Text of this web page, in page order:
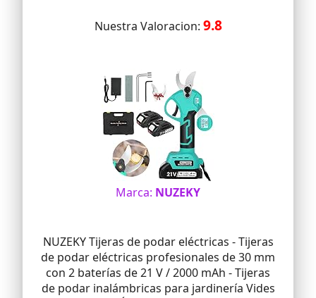
baterías de litio de 2000 mAh, 2 hojas de
repuesto, 4 llaves, 1 cargador, 1 manual,
horas y carga rápida garantizadas.
【Versatilidad profesional】Estas tijeras
de podar electrica bateria son ideales
para jardines, parques, viñedos, huertos
y más. Podan con precisión arbustos,
rosales, ramas leñosas, frutales
(cerezos, manzanos) y plantas en
maceta. También funcionan como tijera
electrica multifuncional para trabajos
de poda, jardinería y agricultura.
Nuestra Valoracion: 9.8
Marca: NUZEKY
NUZEKY Tijeras de podar eléctricas - Tijeras
de podar eléctricas profesionales de 30 mm
con 2 baterías de 21 V / 2000 mAh - Tijeras
de podar inalámbricas para jardinería Vides